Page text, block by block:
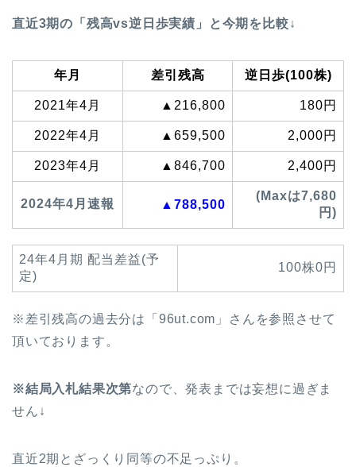
直近3期の「残高vs逆日歩実績」と今期を比較↓
年月 差引残高 逆日歩(100株)
2021年4月 ▲216,800 180円
2022年4月 ▲659,500 2,000円
2023年4月 ▲846,700 2,400円
2024年4月速報 ▲788,500
(Maxは7,680
円)
24年4月期 配当差益(予
定)
100株0円
※差引残高の過去分は「96ut.com」さんを参照させて
頂いております。
※結局入札結果次第なので、発表までは妄想に過ぎま
せん↓
直近2期とざっくり同等の不足っぷり。